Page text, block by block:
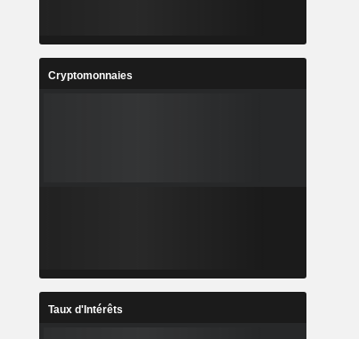
Cryptomonnaies
Taux d'Intérêts